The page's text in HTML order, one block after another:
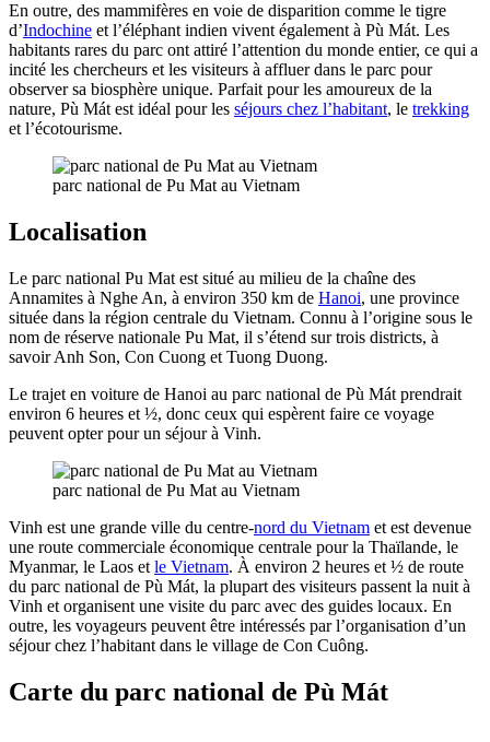
En outre, des mammifères en voie de disparition comme le tigre
d’Indochine et l’éléphant indien vivent également à Pù Mát. Les
habitants rares du parc ont attiré l’attention du monde entier, ce qui a
incité les chercheurs et les visiteurs à affluer dans le parc pour
observer sa biosphère unique. Parfait pour les amoureux de la
nature, Pù Mát est idéal pour les séjours chez l’habitant, le trekking
et l’écotourisme.
parc national de Pu Mat au Vietnam
Localisation
Le parc national Pu Mat est situé au milieu de la chaîne des
Annamites à Nghe An, à environ 350 km de Hanoi, une province
située dans la région centrale du Vietnam. Connu à l’origine sous le
nom de réserve nationale Pu Mat, il s’étend sur trois districts, à
savoir Anh Son, Con Cuong et Tuong Duong.
Le trajet en voiture de Hanoi au parc national de Pù Mát prendrait
environ 6 heures et ½, donc ceux qui espèrent faire ce voyage
peuvent opter pour un séjour à Vinh.
parc national de Pu Mat au Vietnam
Vinh est une grande ville du centre-nord du Vietnam et est devenue
une route commerciale économique centrale pour la Thaïlande, le
Myanmar, le Laos et le Vietnam. À environ 2 heures et ½ de route
du parc national de Pù Mát, la plupart des visiteurs passent la nuit à
Vinh et organisent une visite du parc avec des guides locaux. En
outre, les voyageurs peuvent être intéressés par l’organisation d’un
séjour chez l’habitant dans le village de Con Cuông.
Carte du parc national de Pù Mát